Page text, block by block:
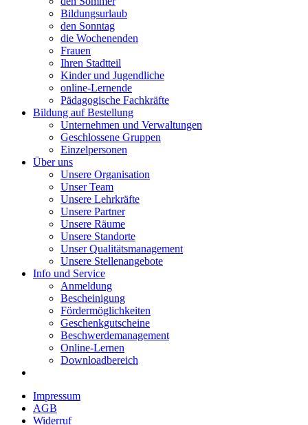
Bildungsurlaub
den Sonntag
die Wochenenden
Frauen
Ihren Stadtteil
Kinder und Jugendliche
online-Lernende
Pädagogische Fachkräfte
Bildung auf Bestellung
Unternehmen und Verwaltungen
Geschlossene Gruppen
Einzelpersonen
Über uns
Unsere Organisation
Unser Team
Unsere Lehrkräfte
Unsere Partner
Unsere Räume
Unsere Standorte
Unser Qualitätsmanagement
Unsere Stellenangebote
Info und Service
Anmeldung
Bescheinigung
Fördermöglichkeiten
Geschenkgutscheine
Beschwerdemanagement
Online-Lernen
Downloadbereich
Impressum
AGB
Widerruf